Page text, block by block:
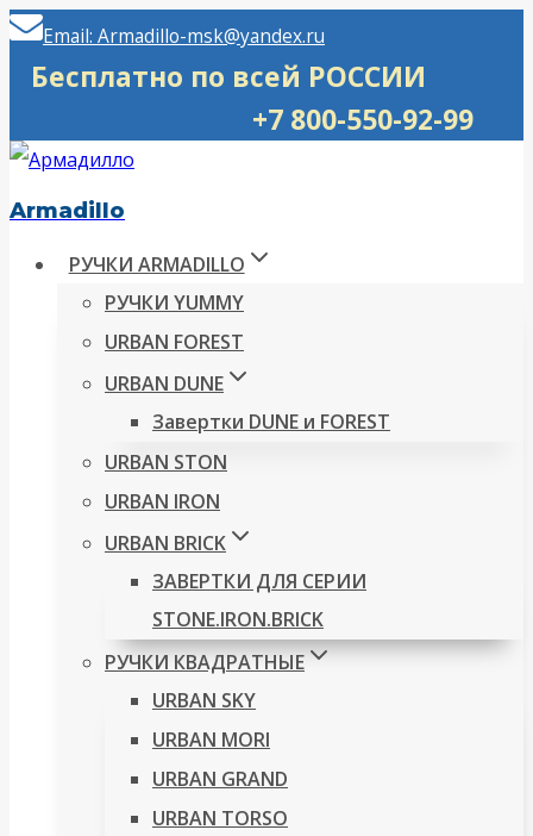
Перейти
Email: Armadillo-msk@yandex.ru
Бесплатно по всей РОССИИ
+7 800-550-92-99
Armadillo
РУЧКИ ARMADILLO
РУЧКИ YUMMY
URBAN FOREST
URBAN DUNE
Завертки DUNE и FOREST
URBAN STON
URBAN IRON
URBAN BRICK
ЗАВЕРТКИ ДЛЯ СЕРИИ
STONE.IRON.BRICK
РУЧКИ КВАДРАТНЫЕ
URBAN SKY
URBAN MORI
URBAN GRAND
URBAN TORSO